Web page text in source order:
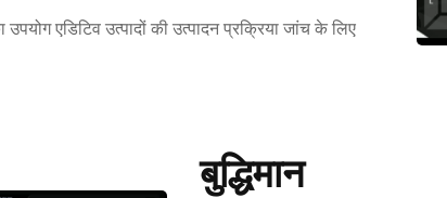
उपयोग एडिटिव उत्पादों की उत्पादन प्रक्रिया जांच के लिए
बुद्धिमान